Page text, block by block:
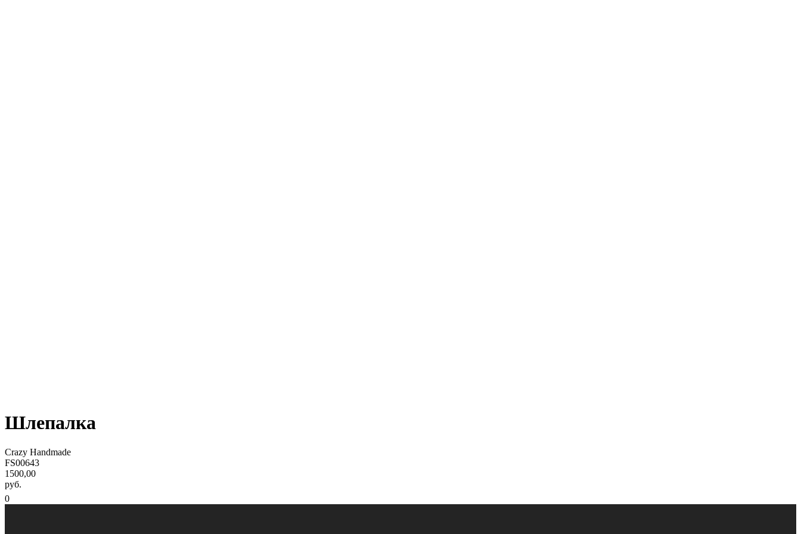
Шлепалка
Crazy Handmade
FS00643
1500,00
руб.
0